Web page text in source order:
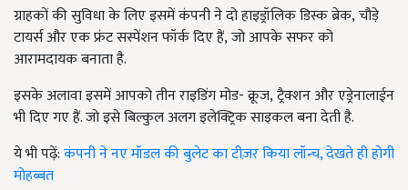
ग्राहकों की सुविधा के लिए इसमें कंपनी ने दो हाइड्रॉलिक डिस्क ब्रेक, चौड़े
टायर्स और एक फ्रंट सस्पेंशन फॉर्क दिए हैं, जो आपके सफर को
आरामदायक बनाता है.
इसके अलावा इसमें आपको तीन राइडिंग मोड- क्रूज, ट्रैक्शन और एड्रेनालाईन
भी दिए गए हैं. जो इसे बिल्कुल अलग इलेक्ट्रिक साइकल बना देती है.
ये भी पढ़ें:कंपनी ने नए मॉडल की बुलेट का टीज़र किया लॉन्च, देखते ही होगी
मोहब्बत